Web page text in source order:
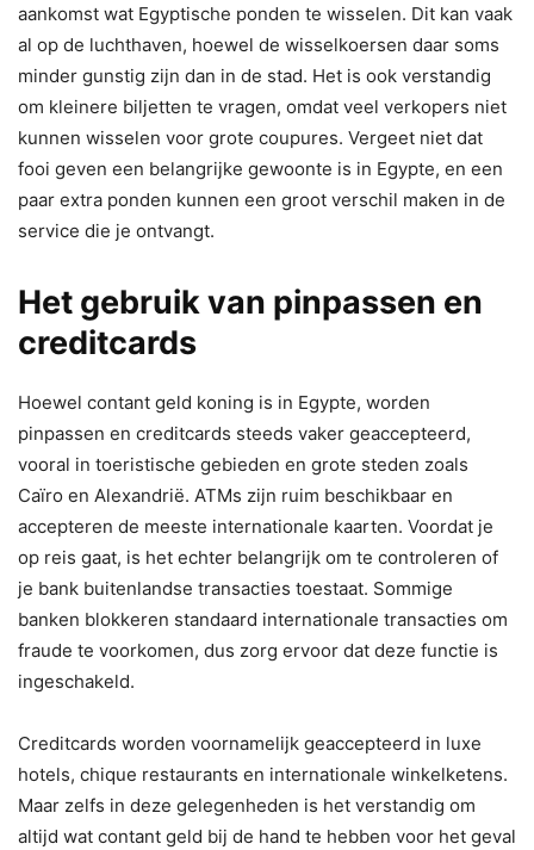
aankomst wat Egyptische ponden te wisselen. Dit kan vaak
al op de luchthaven, hoewel de wisselkoersen daar soms
minder gunstig zijn dan in de stad. Het is ook verstandig
om kleinere biljetten te vragen, omdat veel verkopers niet
kunnen wisselen voor grote coupures. Vergeet niet dat
fooi geven een belangrijke gewoonte is in Egypte, en een
paar extra ponden kunnen een groot verschil maken in de
service die je ontvangt.
Het gebruik van pinpassen en
creditcards
Hoewel contant geld koning is in Egypte, worden
pinpassen en creditcards steeds vaker geaccepteerd,
vooral in toeristische gebieden en grote steden zoals
Caïro en Alexandrië. ATMs zijn ruim beschikbaar en
accepteren de meeste internationale kaarten. Voordat je
op reis gaat, is het echter belangrijk om te controleren of
je bank buitenlandse transacties toestaat. Sommige
banken blokkeren standaard internationale transacties om
fraude te voorkomen, dus zorg ervoor dat deze functie is
ingeschakeld.
Creditcards worden voornamelijk geaccepteerd in luxe
hotels, chique restaurants en internationale winkelketens.
Maar zelfs in deze gelegenheden is het verstandig om
altijd wat contant geld bij de hand te hebben voor het geval